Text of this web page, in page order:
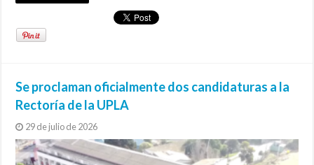
Se proclaman oficialmente dos candidaturas a la
Rectoría de la UPLA
29 de julio de 2026